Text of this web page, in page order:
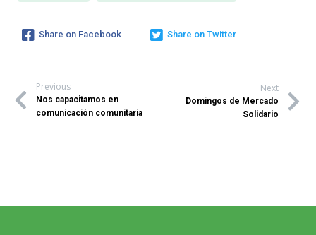
Share on Facebook Share on Twitter
Previous
Nos capacitamos en
comunicación comunitaria
Next
Domingos de Mercado
Solidario